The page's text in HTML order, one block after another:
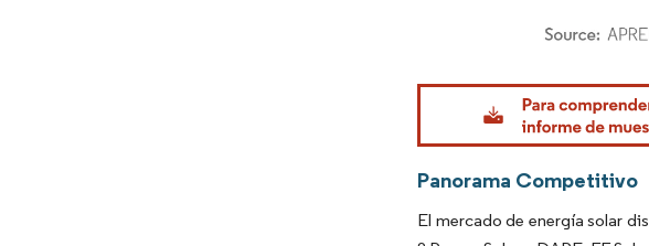
Imagen © Mordor Intelligence. El uso
Panorama Competitivo
El mercado de energía solar